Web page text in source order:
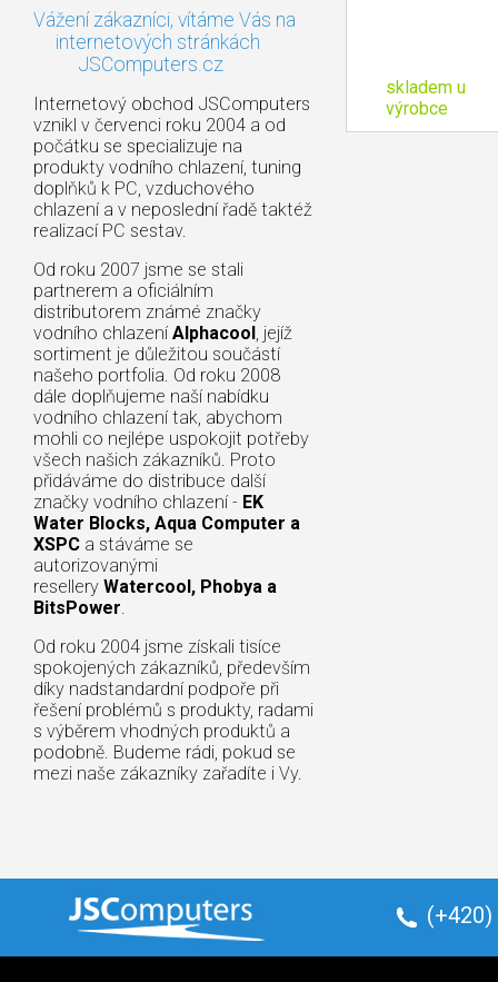
Vážení zákazníci, vítáme Vás na
internetových stránkách
JSComputers.cz
Internetový obchod JSComputers
vznikl v červenci roku 2004 a od
počátku se specializuje na
produkty vodního chlazení, tuning
doplňků k PC, vzduchového
chlazení a v neposlední řadě taktéž
realizací PC sestav.
Od roku 2007 jsme se stali
partnerem a oficiálním
distributorem známé značky
vodního chlazení Alphacool, jejíž
sortiment je důležitou součástí
našeho portfolia. Od roku 2008
dále doplňujeme naší nabídku
vodního chlazení tak, abychom
mohli co nejlépe uspokojit potřeby
všech našich zákazníků. Proto
přidáváme do distribuce další
značky vodního chlazení - EK
Water Blocks, Aqua Computer a
XSPC a stáváme se
autorizovanými
resellery Watercool, Phobya a
BitsPower.
Od roku 2004 jsme získali tisíce
spokojených zákazníků, především
díky nadstandardní podpoře při
řešení problémů s produkty, radami
s výběrem vhodných produktů a
podobně. Budeme rádi, pokud se
mezi naše zákazníky zařadíte i Vy.
skladem u
výrobce
(+420)